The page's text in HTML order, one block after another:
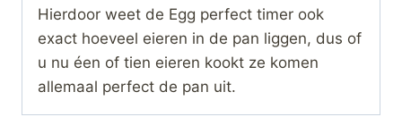
Hierdoor weet de Egg perfect timer ook
exact hoeveel eieren in de pan liggen, dus of
u nu éen of tien eieren kookt ze komen
allemaal perfect de pan uit.